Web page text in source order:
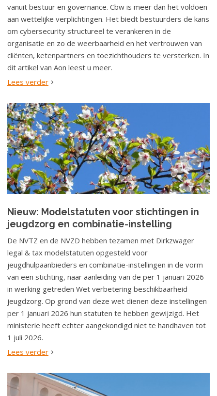
vanuit bestuur en governance. Cbw is meer dan het voldoen
aan wettelijke verplichtingen. Het biedt bestuurders de kans
om cybersecurity structureel te verankeren in de
organisatie en zo de weerbaarheid en het vertrouwen van
cliënten, ketenpartners en toezichthouders te versterken. In
dit artikel van Aon leest u meer.
Lees verder
Nieuw: Modelstatuten voor stichtingen in
jeugdzorg en combinatie-instelling
De NVTZ en de NVZD hebben tezamen met Dirkzwager
legal & tax modelstatuten opgesteld voor
jeugdhulpaanbieders en combinatie-instellingen in de vorm
van een stichting, naar aanleiding van de per 1 januari 2026
in werking getreden Wet verbetering beschikbaarheid
jeugdzorg. Op grond van deze wet dienen deze instellingen
per 1 januari 2026 hun statuten te hebben gewijzigd. Het
ministerie heeft echter aangekondigd niet te handhaven tot
1 juli 2026.
Lees verder